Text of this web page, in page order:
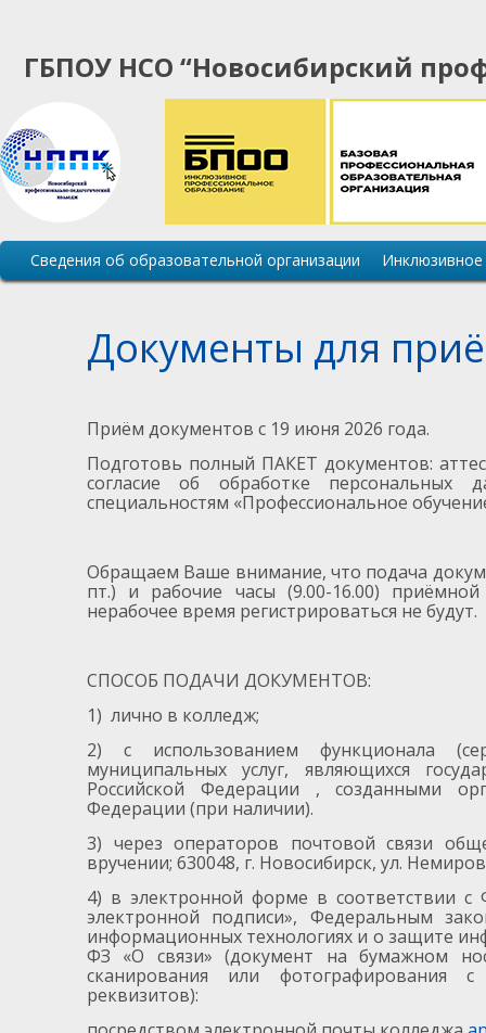
ГБПОУ НСО “Новосибирский
Основная
навигация
Сведения об образовательной организации
Документы для
Приём документов с 19 июня 2026 года.
Подготовь полный ПАКЕТ документов:
согласие об обработке персональных
специальностям «Профессиональное
Обращаем Ваше внимание, что подача
пт.) и рабочие часы (9.00-16.00)
нерабочее время регистрироваться не будут.
СПОСОБ ПОДАЧИ ДОКУМЕНТОВ:
1) лично в колледж;
2) с использованием функционала
муниципальных услуг, являющихся
Российской Федерации , созданными
Федерации (при наличии).
3) через операторов почтовой связи
вручении; 630048, г. Новосибирск, ул.
4) в электронной форме в соответствии
электронной подписи», Федеральным
информационных технологиях и о защите
ФЗ «О связи» (документ на бумажном
сканирования или фотографирования
реквизитов):